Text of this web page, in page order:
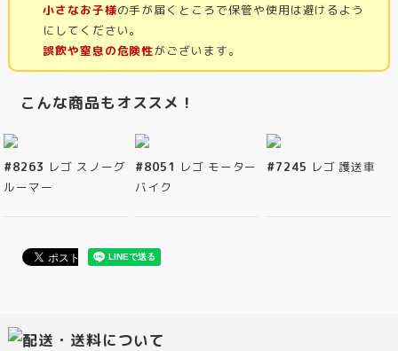
小さなお子様の手が届くところで保管や使用は避けるよう
にしてください。
誤飲や窒息の危険性がございます。
こんな商品もオススメ！
#8263 レゴ スノーグ
ルーマー
#8051 レゴ モーター
バイク
#7245 レゴ 護送車